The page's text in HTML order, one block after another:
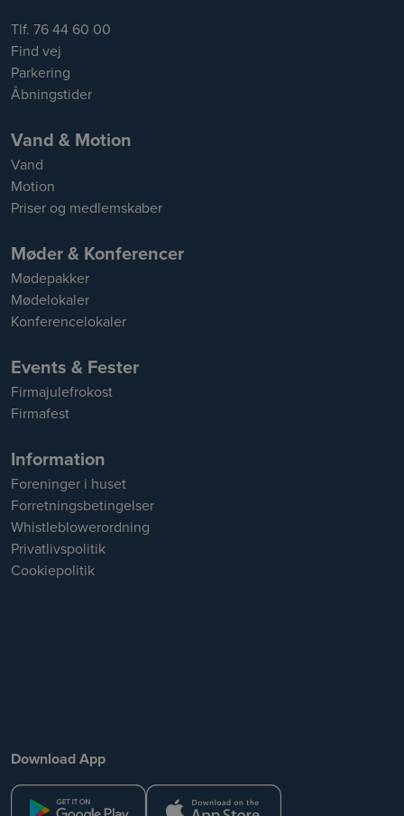
Tlf. 76 44 60 00
Find vej
Parkering
Åbningstider
Vand & Motion
Vand
Motion
Priser og medlemskaber
Møder & Konferencer
Mødepakker
Mødelokaler
Konferencelokaler
Events & Fester
Firmajulefrokost
Firmafest
Information
Foreninger i huset
Forretningsbetingelser
Whistleblowerordning
Privatlivspolitik
Cookiepolitik
Download App